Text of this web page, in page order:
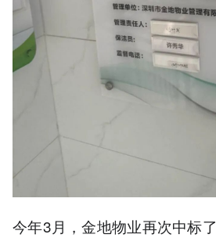
今年3月，金地物业再次中标了